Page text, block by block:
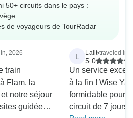
50+ circuits dans le pays :
de voyageurs de TourRadar
2026
train
Flam, la
notre séjour
guidées
L Lalit•traveled in
5.0
Un service
à la fin ! Wise Yatra a fait un travail
formidable pour
circuit de 7 jours